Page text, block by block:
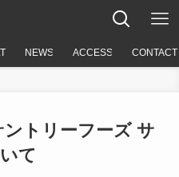
NEWS ACCESS
トリーフーズ サ
て